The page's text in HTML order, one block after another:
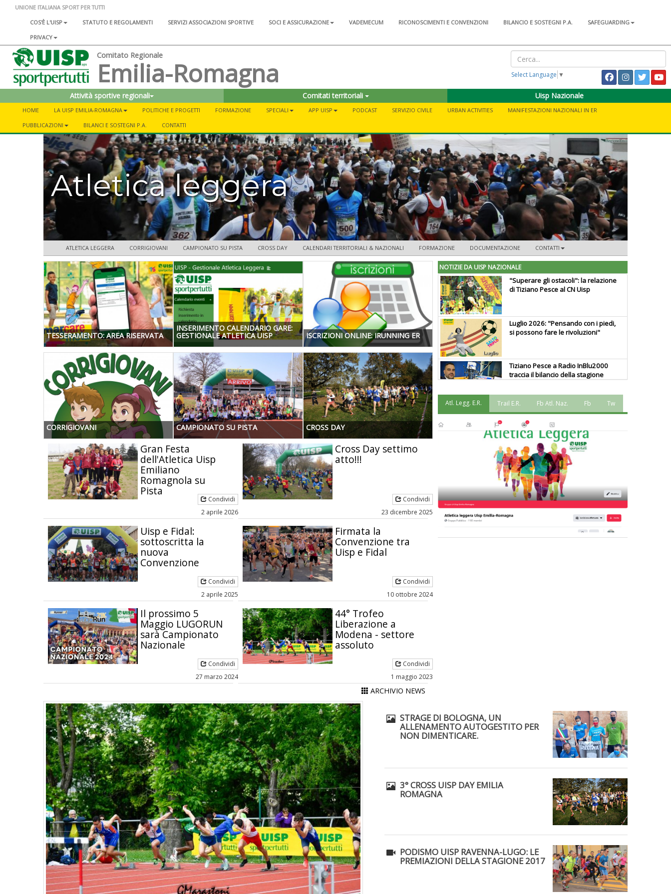
UNIONE ITALIANA SPORT PER TUTTI
COS'È L'UISP
STATUTO E REGOLAMENTI SERVIZI ASSOCIAZIONI SPORTIVE SOCI E ASSICURAZIONE VADEMECUM RICONOSCIMENTI E CONVENZIONI BILANCIO E SOSTEGNI P.A.
SAFEGUARDING
PRIVACY
Comitato Regionale
Emilia-Romagna Select Language ▼
Attività sportive regionali Comitati territoriali Uisp Nazionale
HOME LA UISP EMILIA-ROMAGNA POLITICHE E PROGETTI FORMAZIONE SPECIALI APP UISP PODCAST SERVIZIO CIVILE URBAN ACTIVITIES
MANIFESTAZIONI NAZIONALI IN ER
PUBBLICAZIONI
BILANCI E SOSTEGNI P.A. CONTATTI
Atletica leggera
ATLETICA LEGGERA CORRIGIOVANI CAMPIONATO SU PISTA CROSS DAY CALENDARI TERRITORIALI & NAZIONALI FORMAZIONE DOCUMENTAZIONE CONTATTI
TESSERAMENTO: AREA RISERVATA
INSERIMENTO CALENDARIO GARE:
GESTIONALE ATLETICA UISP ISCRIZIONI ONLINE: IRUNNING ER
CORRIGIOVANI CAMPIONATO SU PISTA CROSS DAY
Gran Festa
dell'Atletica Uisp
Emiliano
Romagnola su
Pista
Condividi
2 aprile 2026
Cross Day settimo
atto!!!
Condividi
23 dicembre 2025
Uisp e Fidal:
sottoscritta la
nuova
Convenzione
Condividi
2 aprile 2025
Firmata la
Convenzione tra
Uisp e Fidal
Condividi
10 ottobre 2024
Il prossimo 5
Maggio LUGORUN
sarà Campionato
Nazionale
Condividi
27 marzo 2024
44° Trofeo
Liberazione a
Modena - settore
assoluto
Condividi
1 maggio 2023
ARCHIVIO NEWS
NOTIZIE DA UISP NAZIONALE
"Superare gli ostacoli": la relazione
di Tiziano Pesce al CN Uisp
Luglio 2026: "Pensando con i piedi,
si possono fare le rivoluzioni"
Tiziano Pesce a Radio InBlu2000
traccia il bilancio della stagione
La formazione Uisp rallenta ma
prosegue anche in estate
Tiziano Pesce nel Cda di
Fondazione Terzjus: prima riunione
a Roma
Atl. Legg. E.R. Trail E.R. Fb Atl. Naz. Fb Tw
STRAGE DI BOLOGNA, UN
ALLENAMENTO AUTOGESTITO PER
NON DIMENTICARE.
3° CROSS UISP DAY EMILIA
ROMAGNA
PODISMO UISP RAVENNA-LUGO: LE
PREMIAZIONI DELLA STAGIONE 2017